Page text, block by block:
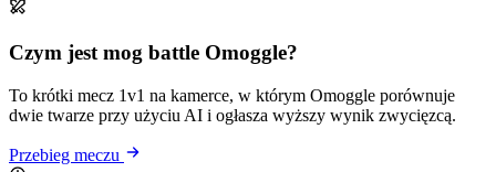
Czym jest mog battle Omoggle?
To krótki mecz 1v1 na kamerce, w którym Omoggle porównuje
dwie twarze przy użyciu AI i ogłasza wyższy wynik zwycięzcą.
Przebieg meczu